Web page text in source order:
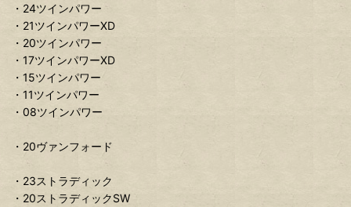
・24ツインパワー
・21ツインパワーXD
・20ツインパワー
・17ツインパワーXD
・15ツインパワー
・11ツインパワー
・08ツインパワー
・20ヴァンフォード
・23ストラディック
・20ストラディックSW